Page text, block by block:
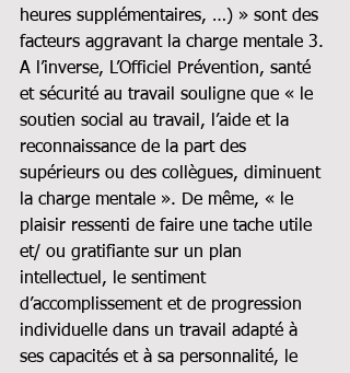
heures supplémentaires, …) » sont des
facteurs aggravant la charge mentale 3.
A l’inverse, L’Officiel Prévention, santé
et sécurité au travail souligne que « le
soutien social au travail, l’aide et la
reconnaissance de la part des
supérieurs ou des collègues, diminuent
la charge mentale ». De même, « le
plaisir ressenti de faire une tache utile
et/ ou gratifiante sur un plan
intellectuel, le sentiment
d’accomplissement et de progression
individuelle dans un travail adapté à
ses capacités et à sa personnalité, le